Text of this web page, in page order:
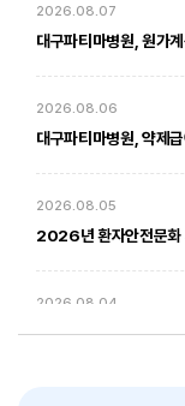
[대구파티마병원] 심장
전문분야 이야기
2026. 01. 20
2026.08.07
대구파티마병원, 원가
2026.08.06
대구파티마병원, 약제
2026.08.05
2026년 환자안전문화
2026.08.04
대구파티마병원, 동부